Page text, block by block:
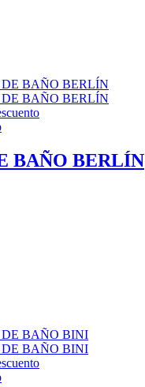
BAÑO BERLÍN